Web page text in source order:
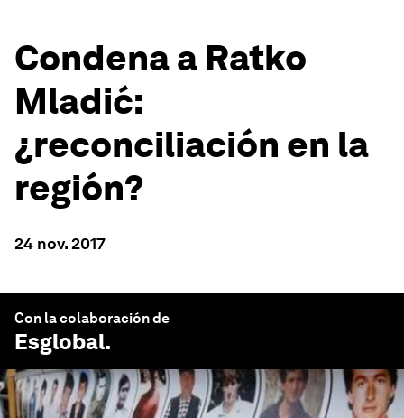
Condena a Ratko
Mladić:
¿reconciliación en la
región?
24 nov. 2017
Con la colaboración de
Esglobal.